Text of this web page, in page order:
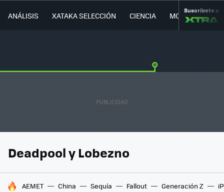
ANÁLISIS XATAKA SELECCIÓN CIENCIA MOVILIDAD
Suscríbete a
Deadpool y Lobezno
HOY SE HABLA DE
AEMET China Sequía Fallout Generación Z